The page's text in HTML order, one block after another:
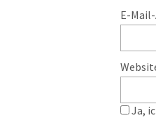
E-
Ja,